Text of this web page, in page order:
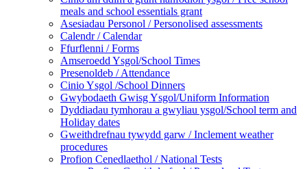
meals and school essentials grant
Asesiadau Personol / Personolised assessments
Calendr / Calendar
Ffurflenni / Forms
Amseroedd Ysgol/School Times
Presenoldeb / Attendance
Cinio Ysgol /School Dinners
Gwybodaeth Gwisg Ysgol/Uniform Information
Dyddiadau tymhorau a gwyliau ysgol/School term and
Holiday dates
Gweithdrefnau tywydd garw / Inclement weather
procedures
Profion Cenedlaethol / National Tests